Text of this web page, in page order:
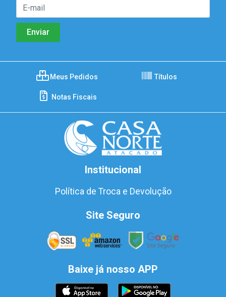
Meus Pedidos Títulos
Notas Fiscais
Institucional
Política de Troca e Devolução
Site Seguro
Baixe já nosso APP